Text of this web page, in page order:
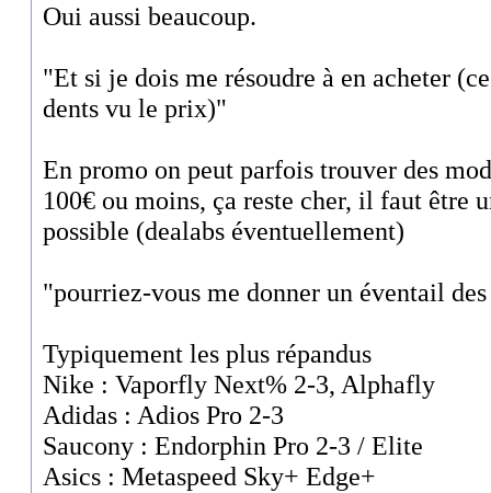
Oui aussi beaucoup.
"Et si je dois me résoudre à en acheter
dents vu le prix)"
En promo on peut parfois trouver des
100€ ou moins, ça reste cher, il faut être
possible (dealabs éventuellement)
"pourriez-vous me donner un éventail
Typiquement les plus répandus
Nike : Vaporfly Next% 2-3, Alphafly
Adidas : Adios Pro 2-3
Saucony : Endorphin Pro 2-3 / Elite
Asics : Metaspeed Sky+ Edge+